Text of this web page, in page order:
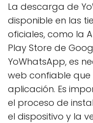
La descarga de
disponible en las
oficiales, como la
Play Store de
YoWhatsApp, es
web confiable
aplicación. Es
el proceso de
el dispositivo y la